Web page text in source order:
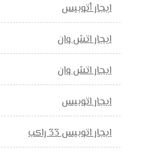
ايجار أتوبيس
ايجار اتش وان
ايجار اتش وان
ايجار اتوبيس
ايجار اتوبيس 33 راكب